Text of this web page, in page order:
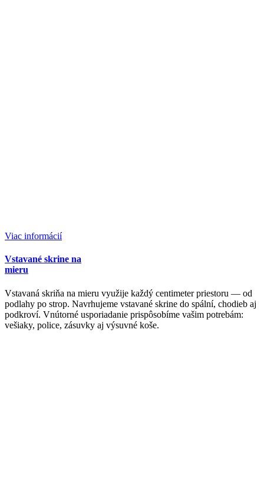
Viac informácií
Vstavané skrine na
mieru
Vstavaná skriňa na mieru využije každý centimeter priestoru — od
podlahy po strop. Navrhujeme vstavané skrine do spální, chodieb aj
podkroví. Vnútorné usporiadanie prispôsobíme vašim potrebám:
vešiaky, police, zásuvky aj výsuvné koše.